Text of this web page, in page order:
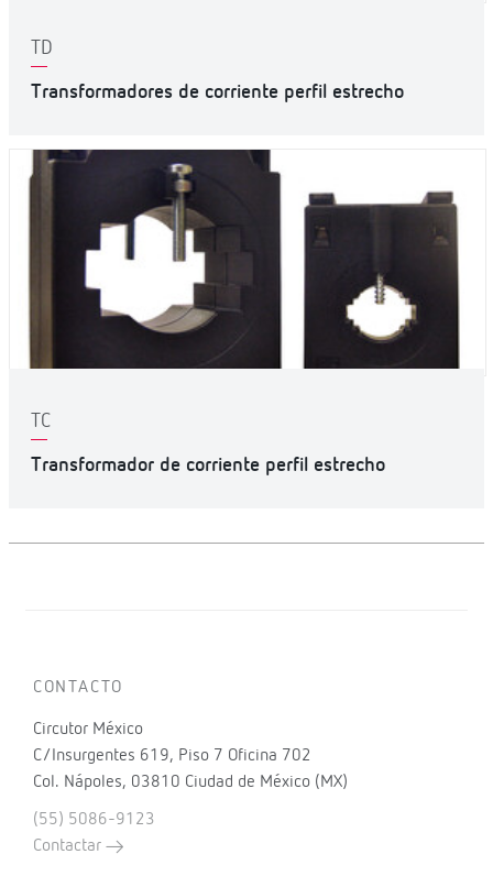
TD
Transformadores de corriente perfil estrecho
TC
Transformador de corriente perfil estrecho
CONTACTO
Circutor México
C/Insurgentes 619, Piso 7 Oficina 702
Col. Nápoles, 03810 Ciudad de México (MX)
(55) 5086-9123
Contactar